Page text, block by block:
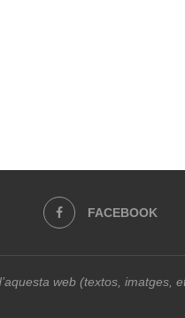
FACEBOOK
web (textos,